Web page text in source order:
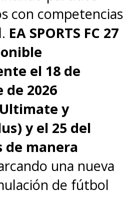
con competencias
EA SPORTS FC 27
el 18 de
2026
y
y el 25 del
de manera
una nueva
de fútbol